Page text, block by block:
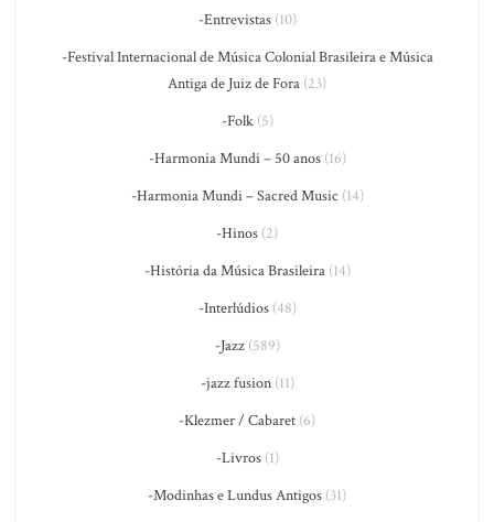
-Entrevistas(10)
-Festival Internacional de Música Colonial Brasileira e Música
Antiga de Juiz de Fora (23)
-Folk(5)
-Harmonia Mundi – 50 anos(16)
-Harmonia Mundi – Sacred Music (14)
-Hinos (2)
-História da Música Brasileira(14)
-Interlúdios(48)
-Jazz(589)
-jazz fusion(11)
-Klezmer / Cabaret (6)
-Livros(1)
-Modinhas e Lundus Antigos (31)